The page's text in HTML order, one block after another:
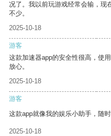
况了。我以前玩游戏经常会输，现
不少。
2025-10-18
游客
这款加速器app的安全性很高，使
放心。
2025-10-18
游客
这款app就像我的娱乐小助手，随
2025-10-18